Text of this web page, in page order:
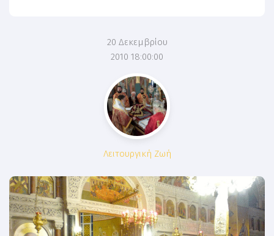
20 Δεκεμβρίου
2010 18:00:00
Λειτουργική Ζωή